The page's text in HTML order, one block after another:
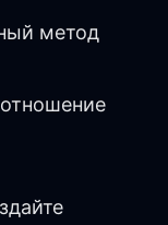
метод